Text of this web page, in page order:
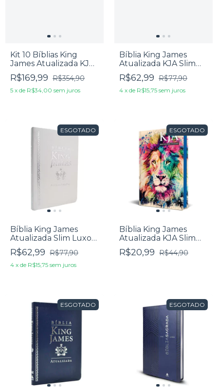
Kit 10 Bíblias King
James Atualizada KJA
Média Capa Dura Slim
R$169,99 R$354,90
5 x de R$34,00 sem juros
Bíblia King James
Atualizada KJA Slim
Luxo Preta
R$62,99 R$77,90
4 x de R$15,75 sem juros
ESGOTADO
Bíblia King James
Atualizada Slim Luxo
Branca
R$62,99 R$77,90
4 x de R$15,75 sem juros
ESGOTADO
Bíblia King James
Atualizada KJA Slim
Capa Dura Lion Colors
R$20,99 R$44,90
ESGOTADO ESGOTADO